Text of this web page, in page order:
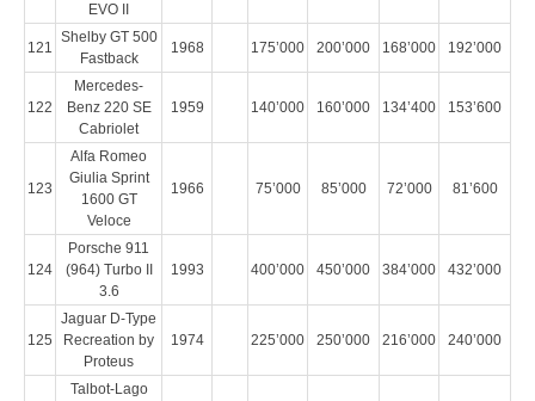
EVO II
121
Shelby GT 500
Fastback
1968 175’000 200’000 168’000 192’000
122
Mercedes-
Benz 220 SE
Cabriolet
1959 140’000 160’000 134’400 153’600
123
Alfa Romeo
Giulia Sprint
1600 GT
Veloce
1966 75’000 85’000 72’000 81’600
124
Porsche 911
(964) Turbo II
3.6
1993 400’000 450’000 384’000 432’000
125
Jaguar D-Type
Recreation by
Proteus
1974 225’000 250’000 216’000 240’000
Talbot-Lago